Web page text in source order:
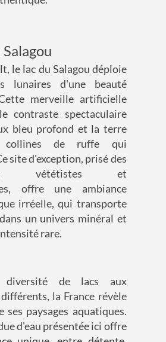
le lac du Salagou déploie
lunaires d'une beauté
merveille artificielle
contraste spectaculaire
bleu profond et la terre
collines de ruffe qui
site d'exception, prisé des
vététistes et
offre une ambiance
irréelle, qui transporte
un univers minéral et
rare.
diversité de lacs aux
la France révèle
ses paysages aquatiques.
d'eau présentée ici offre